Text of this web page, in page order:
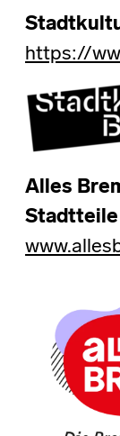
https://
Alles
Stadtteile